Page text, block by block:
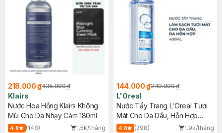
218.000 ₫435.000 ₫
Klairs
Nước Hoa Hồng Klairs Không
Mùi Cho Da Nhạy Cảm 180ml
4.8 (148)
1.5k/tháng
144.000 ₫249.000 ₫
L'Oreal
Nước Tẩy Trang L'Oreal Tươi
Mát Cho Da Dầu, Hỗn Hợp
400ml
4.8 (298)
1.9k/tháng